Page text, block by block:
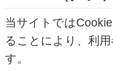
当サイトでは
ることにより、利
す。